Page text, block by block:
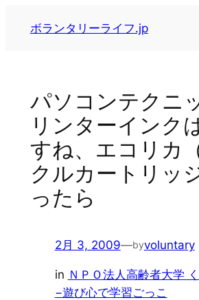
ボランタリーライフ.jp
パソコンテクニ
リンターインク
すね、エコリカ
クルカートリッ
ったら
2月 3, 2009—byvoluntary
in ＮＰＯ法人高齢者大学
−遊び心で学習ごっこ